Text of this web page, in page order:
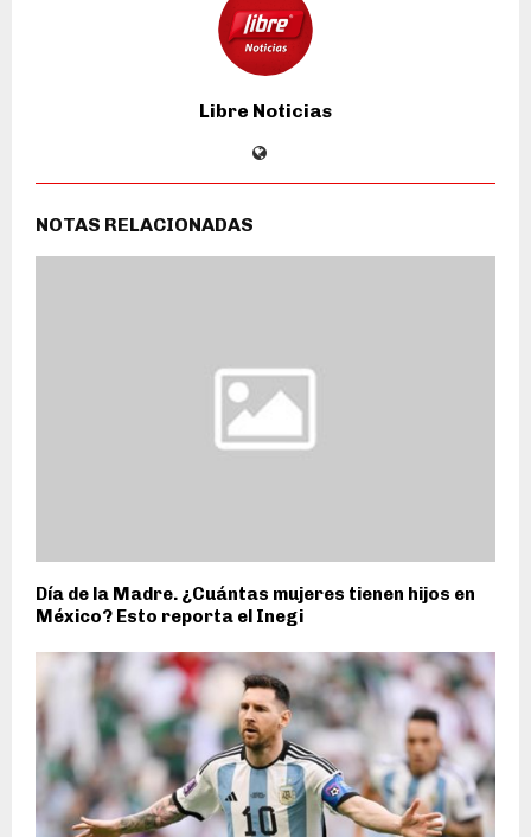
Libre Noticias
NOTAS RELACIONADAS
Día de la Madre. ¿Cuántas mujeres tienen hijos en
México? Esto reporta el Inegi